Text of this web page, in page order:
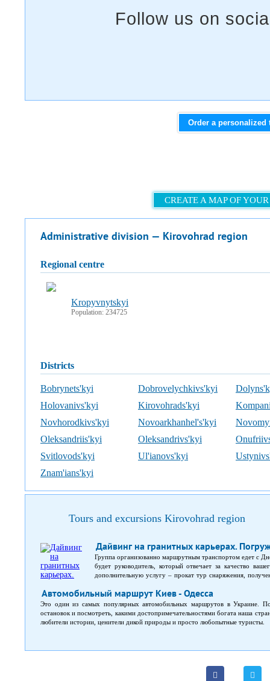
Order a personalized
CREATE A MAP OF
Administrative division — Kirovohrad region
regional centre
Kropyvnytskyi
Population: 234725
districts
Bobrynets'kyi Dobrovelychkivs'kyi
Holovanivs'kyi
Kirovohrads'kyi
Novhorodkivs'kyi
Novoarkhanhel's'kyi
Oleksandriis'kyi
Oleksandrivs'kyi
Svitlovods'kyi
Ul'ianovs'kyi
Znam'ians'kyi
Tours and excursions Kirovohrad region
Дайвинг на гранитных карьерах.
Группа организованно маршрутным транспортом едет с
будет руководитель, который отвечает за качество
дополнительную услугу – прокат тур снаряжения,
процесе погружений к вашему вниманию
музеем. Вас ожидает: - инструктаж перед
возможной фото-видеосъемкой, в сопровождении
по озеру и реке Ингулец; - горячее питание, -
Автомобильный маршрут Киев - Одесса
Это один из самых популярных автомобильных маршрутов в Украине.
остановок и посмотреть, какими достопримечательностями богата наша
любители истории, ценители дикой природы и просто любопытные туристы.